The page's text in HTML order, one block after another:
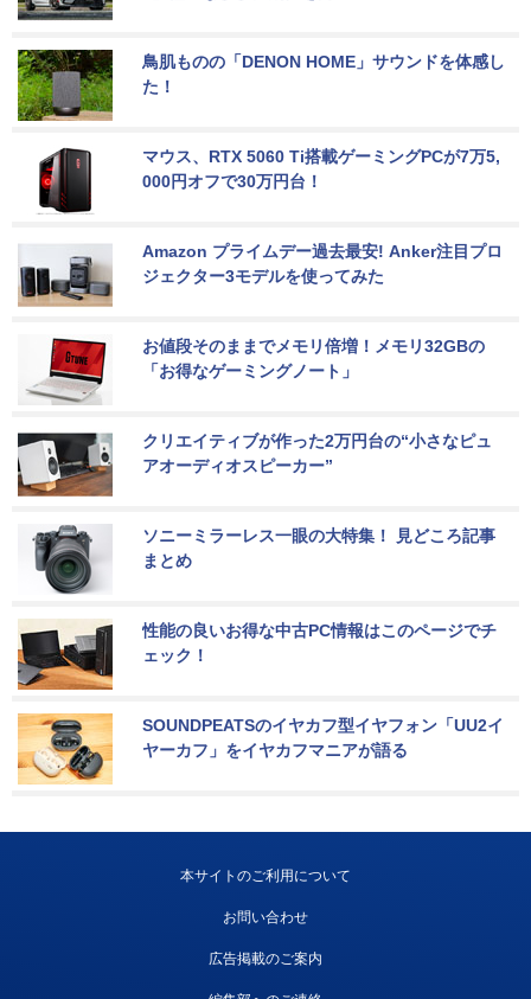
鳥肌ものの「DENON HOME」サウンドを体感し
た！
マウス、RTX 5060 Ti搭載ゲーミングPCが7万5,
000円オフで30万円台！
Amazon プライムデー過去最安! Anker注目プロ
ジェクター3モデルを使ってみた
お値段そのままでメモリ倍増！メモリ32GBの
「お得なゲーミングノート」
クリエイティブが作った2万円台の“小さなピュ
アオーディオスピーカー”
ソニーミラーレス一眼の大特集！ 見どころ記事
まとめ
性能の良いお得な中古PC情報はこのページでチ
ェック！
SOUNDPEATSのイヤカフ型イヤフォン「UU2イ
ヤーカフ」をイヤカフマニアが語る
本サイトのご利用について
お問い合わせ
広告掲載のご案内